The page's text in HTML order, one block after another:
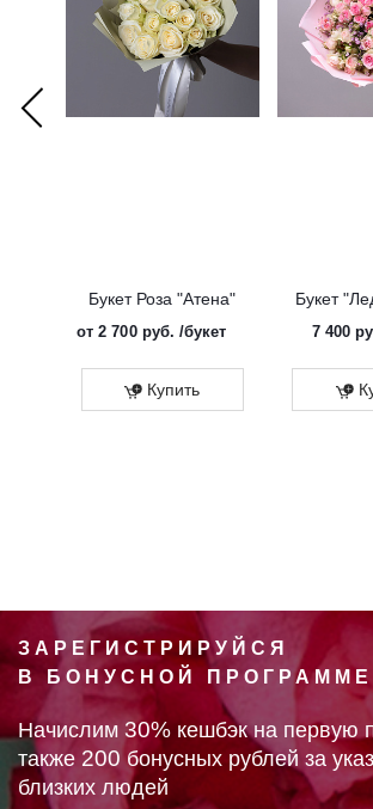
Букет Роза "Атена"
от2 700 руб. /букет
Купить
7 400
ЗАРЕГИСТРИРУЙСЯ
В БОНУСНОЙ ПРОГРАММЕ
Начислим 30% кешбэк на первую
также 200 бонусных рублей за
близких людей